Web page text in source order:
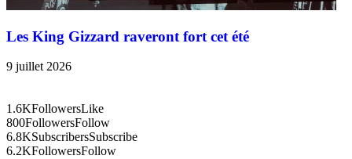
Les King Gizzard raveront fort cet été
9 juillet 2026
1.6KFollowersLike
800FollowersFollow
6.8KSubscribersSubscribe
6.2KFollowersFollow